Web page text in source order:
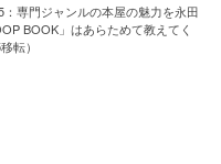
専門ジャンルの本屋の魅力を永田
BOOK」はあらためて教えてく
転）